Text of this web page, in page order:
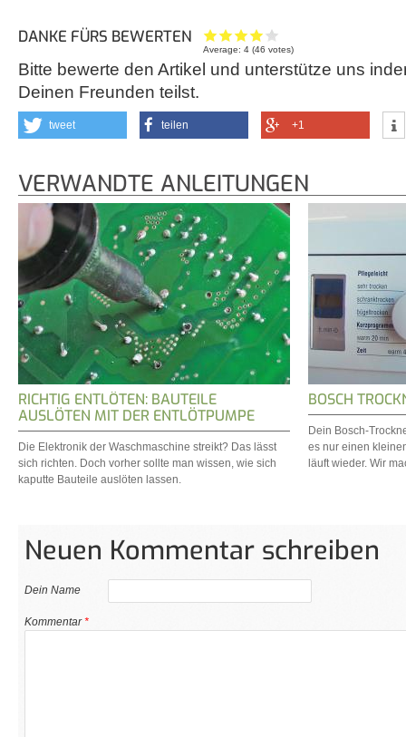
DANKE FÜRS BEWERTEN
Average:4 (46 votes)
Bitte bewerte den Artikel und unterstütze uns
Deinen Freunden teilst.
tweet teilen +1
VERWANDTE ANLEITUNGEN
RICHTIG ENTLÖTEN: BAUTEILE
AUSLÖTEN MIT DER ENTLÖTPUMPE
Die Elektronik der Waschmaschine streikt? Das lässt
sich richten. Doch vorher sollte man wissen, wie sich
kaputte Bauteile auslöten lassen.
BOSCH
Dein Bosch-
es nur einen
läuft wieder. Wir
Neuen Kommentar schreiben
Dein Name
Kommentar*